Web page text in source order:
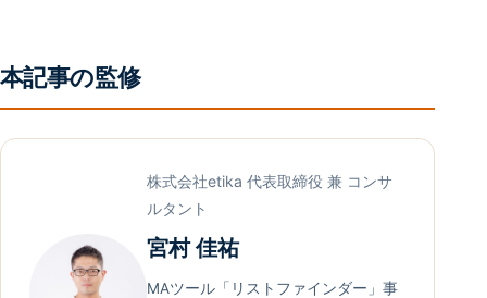
本記事の監修
株式会社etika 代表取締役 兼 コンサ
ルタント
宮村 佳祐
MAツール「リストファインダー」事